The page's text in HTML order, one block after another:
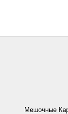
Мешочные